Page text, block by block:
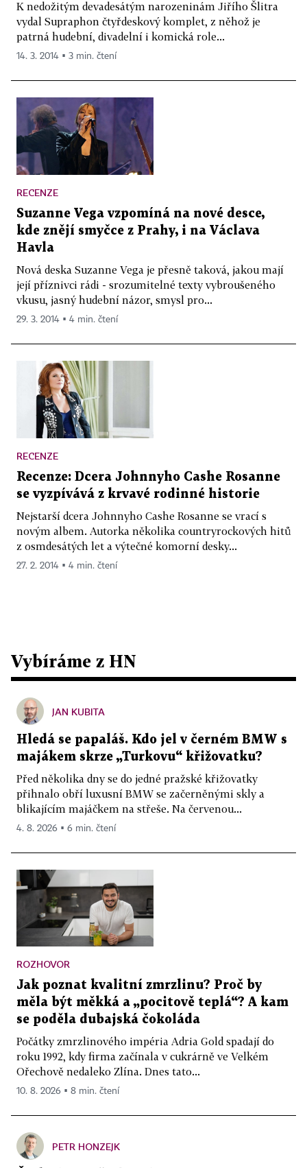
K nedožitým devadesátým narozeninám Jiřího Šlitra
vydal Supraphon čtyřdeskový komplet, z něhož je
patrná hudební, divadelní i komická role...
14. 3. 2014 ▪ 3 min. čtení
RECENZE
Suzanne Vega vzpomíná na nové desce,
kde znějí smyčce z Prahy, i na Václava
Havla
Nová deska Suzanne Vega je přesně taková, jakou mají
její příznivci rádi - srozumitelné texty vybroušeného
vkusu, jasný hudební názor, smysl pro...
29. 3. 2014 ▪ 4 min. čtení
RECENZE
Recenze: Dcera Johnnyho Cashe Rosanne
se vyzpívává z krvavé rodinné historie
Nejstarší dcera Johnnyho Cashe Rosanne se vrací s
novým albem. Autorka několika countryrockových hitů
z osmdesátých let a výtečné komorní desky...
27. 2. 2014 ▪ 4 min. čtení
Vybíráme z HN
JAN KUBITA
Hledá se papaláš. Kdo jel v černém BMW s
majákem skrze „Turkovu“ křižovatku?
Před několika dny se do jedné pražské křižovatky
přihnalo obří luxusní BMW se začerněnými skly a
blikajícím majáčkem na střeše. Na červenou...
4. 8. 2026 ▪ 6 min. čtení
ROZHOVOR
Jak poznat kvalitní zmrzlinu? Proč by
měla být měkká a „pocitově teplá“? A kam
se poděla dubajská čokoláda
Počátky zmrzlinového impéria Adria Gold spadají do
roku 1992, kdy firma začínala v cukrárně ve Velkém
Ořechově nedaleko Zlína. Dnes tato...
10. 8. 2026 ▪ 8 min. čtení
PETR HONZEJK